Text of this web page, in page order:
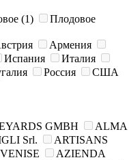
(1)
Плодовое
Армения
Испания
Италия
Россия
США
GMBH
ALMA
Srl.
ARTISANS
AZIENDA